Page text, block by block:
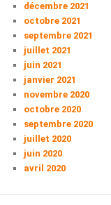
décembre 2021
octobre 2021
septembre 2021
juillet 2021
juin 2021
janvier 2021
novembre 2020
octobre 2020
septembre 2020
juillet 2020
juin 2020
avril 2020